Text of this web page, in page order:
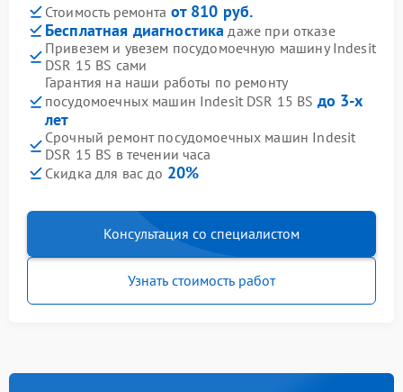
Стоимость ремонта от 810 руб.
Бесплатная диагностика даже при отказе
Привезем и увезем посудомоечную машину Indesit
DSR 15 BS сами
Гарантия на наши работы по ремонту
посудомоечных машин Indesit DSR 15 BS до 3-х
лет
Срочный ремонт посудомоечных машин Indesit
DSR 15 BS в течении часа
Скидка для вас до 20%
Консультация со специалистом
Узнать стоимость работ